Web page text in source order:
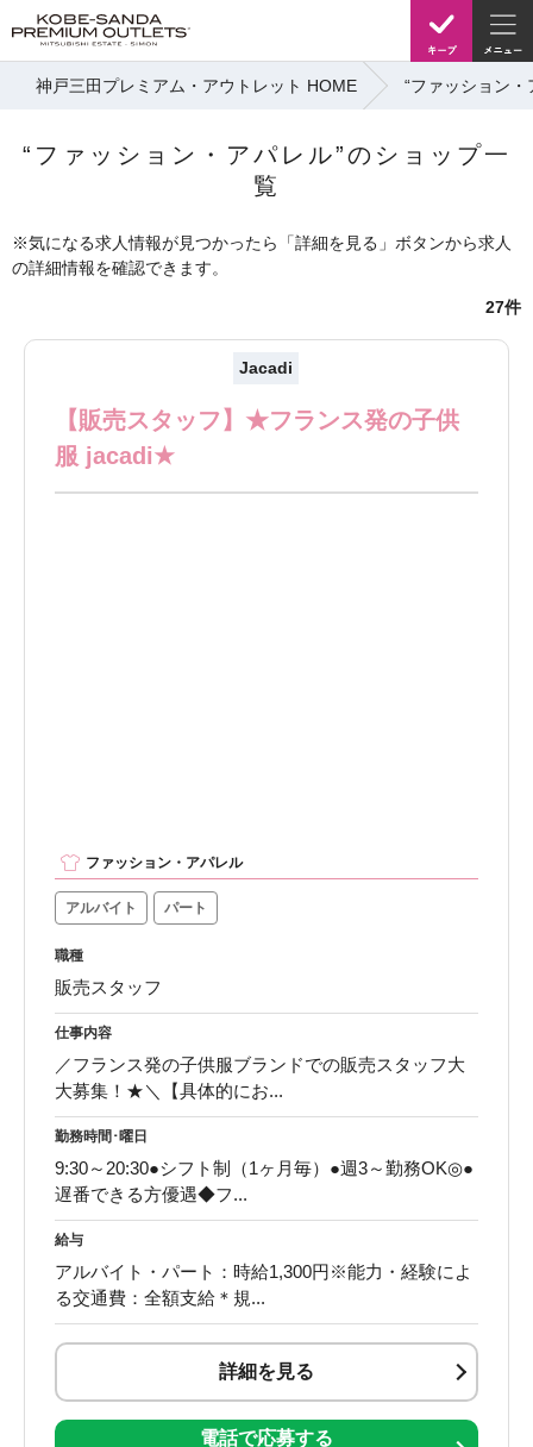
神戸三田プレミアム・アウトレット HOME “ファッション
“ファッション・アパレル”のショップ一
覧
※気になる求人情報が見つかったら「詳細を見る」ボタンから求人
の詳細情報を確認できます。
27件
Jacadi
【販売スタッフ】★フランス発の子供
服 jacadi★
ファッション・アパレル
アルバイト パート
職種
販売スタッフ
仕事内容
／フランス発の子供服ブランドでの販売スタッフ大
大募集！★＼【具体的にお...
勤務時間･曜日
9:30～20:30●シフト制（1ヶ月毎）●週3～勤務OK◎●
遅番できる方優遇◆フ...
給与
アルバイト・パート：時給1,300円※能力・経験によ
る交通費：全額支給＊規...
詳細を見る
電話で応募する